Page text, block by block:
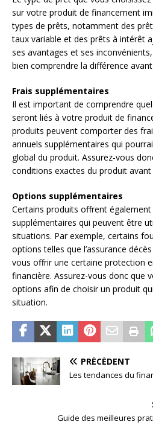
sur votre produit de financement
types de prêts, notamment des
taux variable et des prêts à intérêt
ses avantages et ses
bien comprendre la différence
Frais supplémentaires
Il est important de comprendre
seront liés à votre produit de
produits peuvent comporter des
annuels supplémentaires qui
global du produit. Assurez-vous
conditions exactes du produit
Options supplémentaires
Certains produits offrent
supplémentaires qui peuvent être
situations. Par exemple, certains
options telles que l’assurance
vous offrir une certaine protection
financière. Assurez-vous donc que
options afin de choisir un produit
situation.
PRÉCÉDENT
Les tendances du
Guide des meilleures